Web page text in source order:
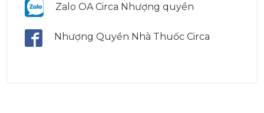
Zalo OA Circa Nhượng quyền
Nhượng Quyền Nhà Thuốc Circa